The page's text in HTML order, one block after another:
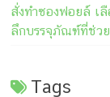
สั่งทำซองฟอยล์ เ
ลึกบรรจุภัณฑ์ที่ช่ว
Tags